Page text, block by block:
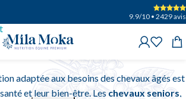
9.9/10 • 2429 avis
vieux chevaux
adaptée aux besoins des chevaux âgés est
et leur bien-être. Leschevaux seniors,